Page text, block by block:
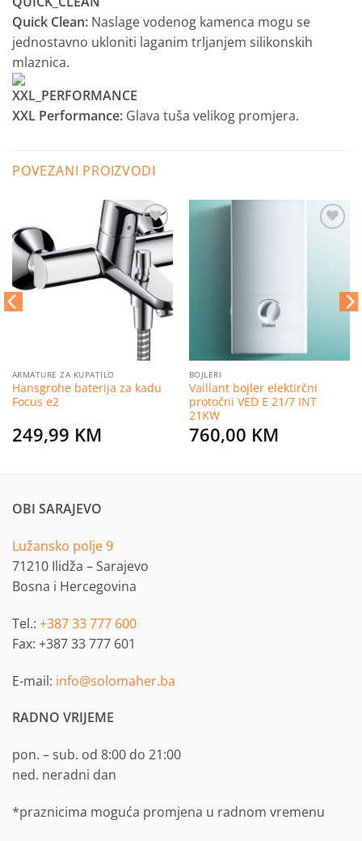
Quick Clean: Naslage vodenog kamenca mogu se
jednostavno ukloniti laganim trljanjem silikonskih
mlaznica.
XXL Performance: Glava tuša velikog promjera.
POVEZANI PROIZVODI
Dodaj
na
listu
želja
ARMATURE ZA KUPATILO
Hansgrohe baterija za kadu
Focus e2
249,99 KM
BOJLERI
Vaillant bojler elektirčni
protočni VED E 21/7 INT
21KW
760,00 KM
OBI SARAJEVO
Lužansko polje 9
71210 Ilidža – Sarajevo
Bosna i Hercegovina
Tel.: +387 33 777 600
Fax: +387 33 777 601
E-mail: info@solomaher.ba
RADNO VRIJEME
pon. – sub. od 8:00 do 21:00
ned. neradni dan
*praznicima moguća promjena u radnom vremenu